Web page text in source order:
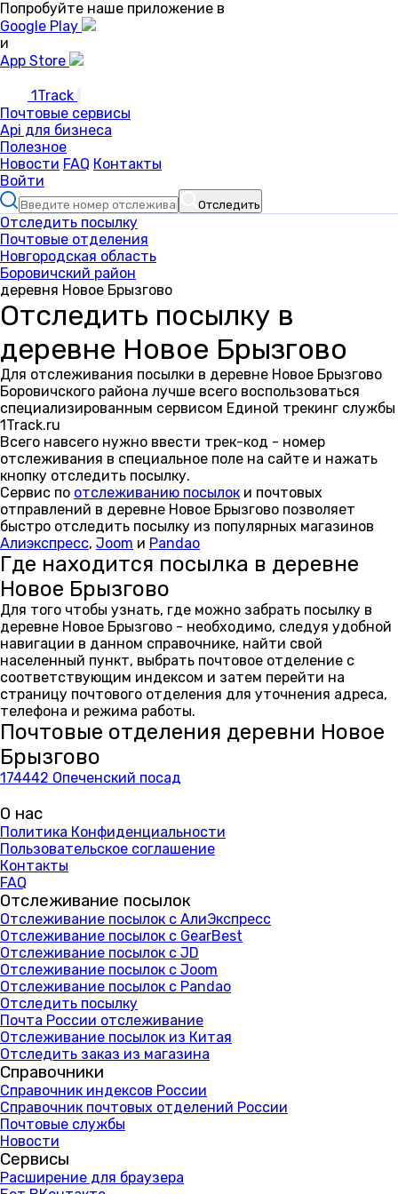
Попробуйте наше приложение в
Google Play
и
App Store
1Track
Почтовые сервисы
Api для бизнеса
Полезное
Новости FAQ Контакты
Войти
Отследить
Отследить посылку
Почтовые отделения
Новгородская область
Боровичский район
деревня Новое Брызгово
Отследить посылку в
деревне Новое Брызгово
Для отслеживания посылки в деревне Новое Брызгово
Боровичского района лучше всего воспользоваться
специализированным сервисом Единой трекинг службы
1Track.ru
Всего навсего нужно ввести трек-код - номер
отслеживания в специальное поле на сайте и нажать
кнопку отследить посылку.
Сервис по отслеживанию посылок и почтовых
отправлений в деревне Новое Брызгово позволяет
быстро отследить посылку из популярных магазинов
Алиэкспресс, Joom и Pandao
Где находится посылка в деревне
Новое Брызгово
Для того чтобы узнать, где можно забрать посылку в
деревне Новое Брызгово - необходимо, следуя удобной
навигации в данном справочнике, найти свой
населенный пункт, выбрать почтовое отделение с
соответствующим индексом и затем перейти на
страницу почтового отделения для уточнения адреса,
телефона и режима работы.
Почтовые отделения деревни Новое
Брызгово
174442 Опеченский посад
О нас
Политика Конфиденциальности
Пользовательское соглашение
Контакты
FAQ
Отслеживание посылок
Отслеживание посылок с АлиЭкспресс
Отслеживание посылок с GearBest
Отслеживание посылок с JD
Отслеживание посылок с Joom
Отслеживание посылок с Pandao
Отследить посылку
Почта России отслеживание
Отслеживание посылок из Китая
Отследить заказ из магазина
Справочники
Справочник индексов России
Справочник почтовых отделений России
Почтовые службы
Новости
Сервисы
Расширение для браузера